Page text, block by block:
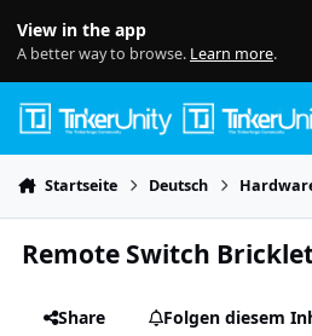
View in the app
A better way to browse. Learn more.
Startseite Deutsch
Remote Switch
Share
Folgen diesem